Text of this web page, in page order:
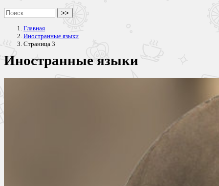
>>
Главная
Иностранные языки
Страница 3
Иностранные языки